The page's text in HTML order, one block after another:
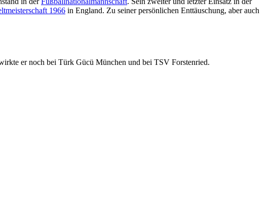
1966 in England. Zu seiner persönlichen Enttäuschung, aber auch
er noch bei Türk Gücü München und bei TSV Forstenried.